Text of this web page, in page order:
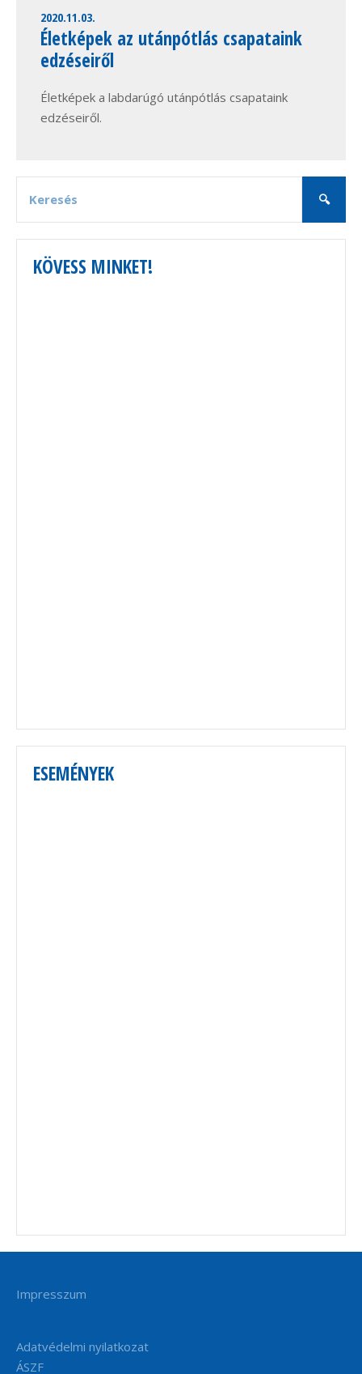
2020.11.03.
Életképek az utánpótlás csapataink
edzéseiről
Életképek a labdarúgó utánpótlás csapataink
edzéseiről.
KÖVESS MINKET!
ESEMÉNYEK
Impresszum
Adatvédelmi nyilatkozat
ÁSZF